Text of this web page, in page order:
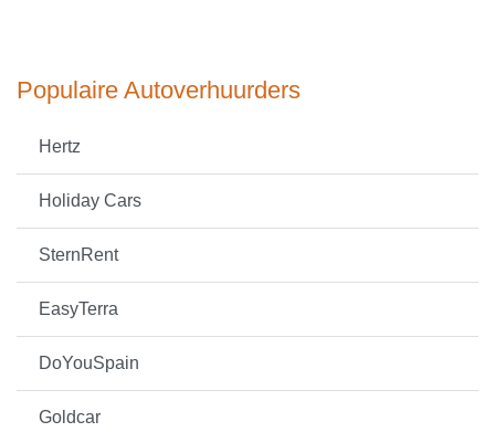
Populaire Autoverhuurders
Hertz
Holiday Cars
SternRent
EasyTerra
DoYouSpain
Goldcar